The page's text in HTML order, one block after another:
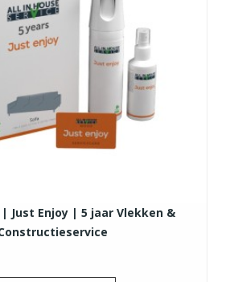
Just Enjoy | 5 jaar Vlekken &